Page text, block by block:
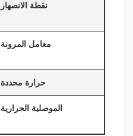
نقطة الانصهار
معامل المرونة
حرارة محددة
الموصلية الحرارية